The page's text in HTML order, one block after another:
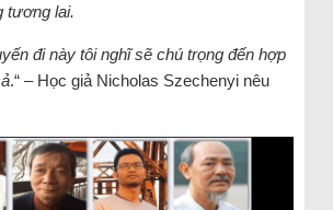
tương lai.
đi này tôi nghĩ sẽ chú trọng đến hợp
.“ – Học giả Nicholas Szechenyi nêu